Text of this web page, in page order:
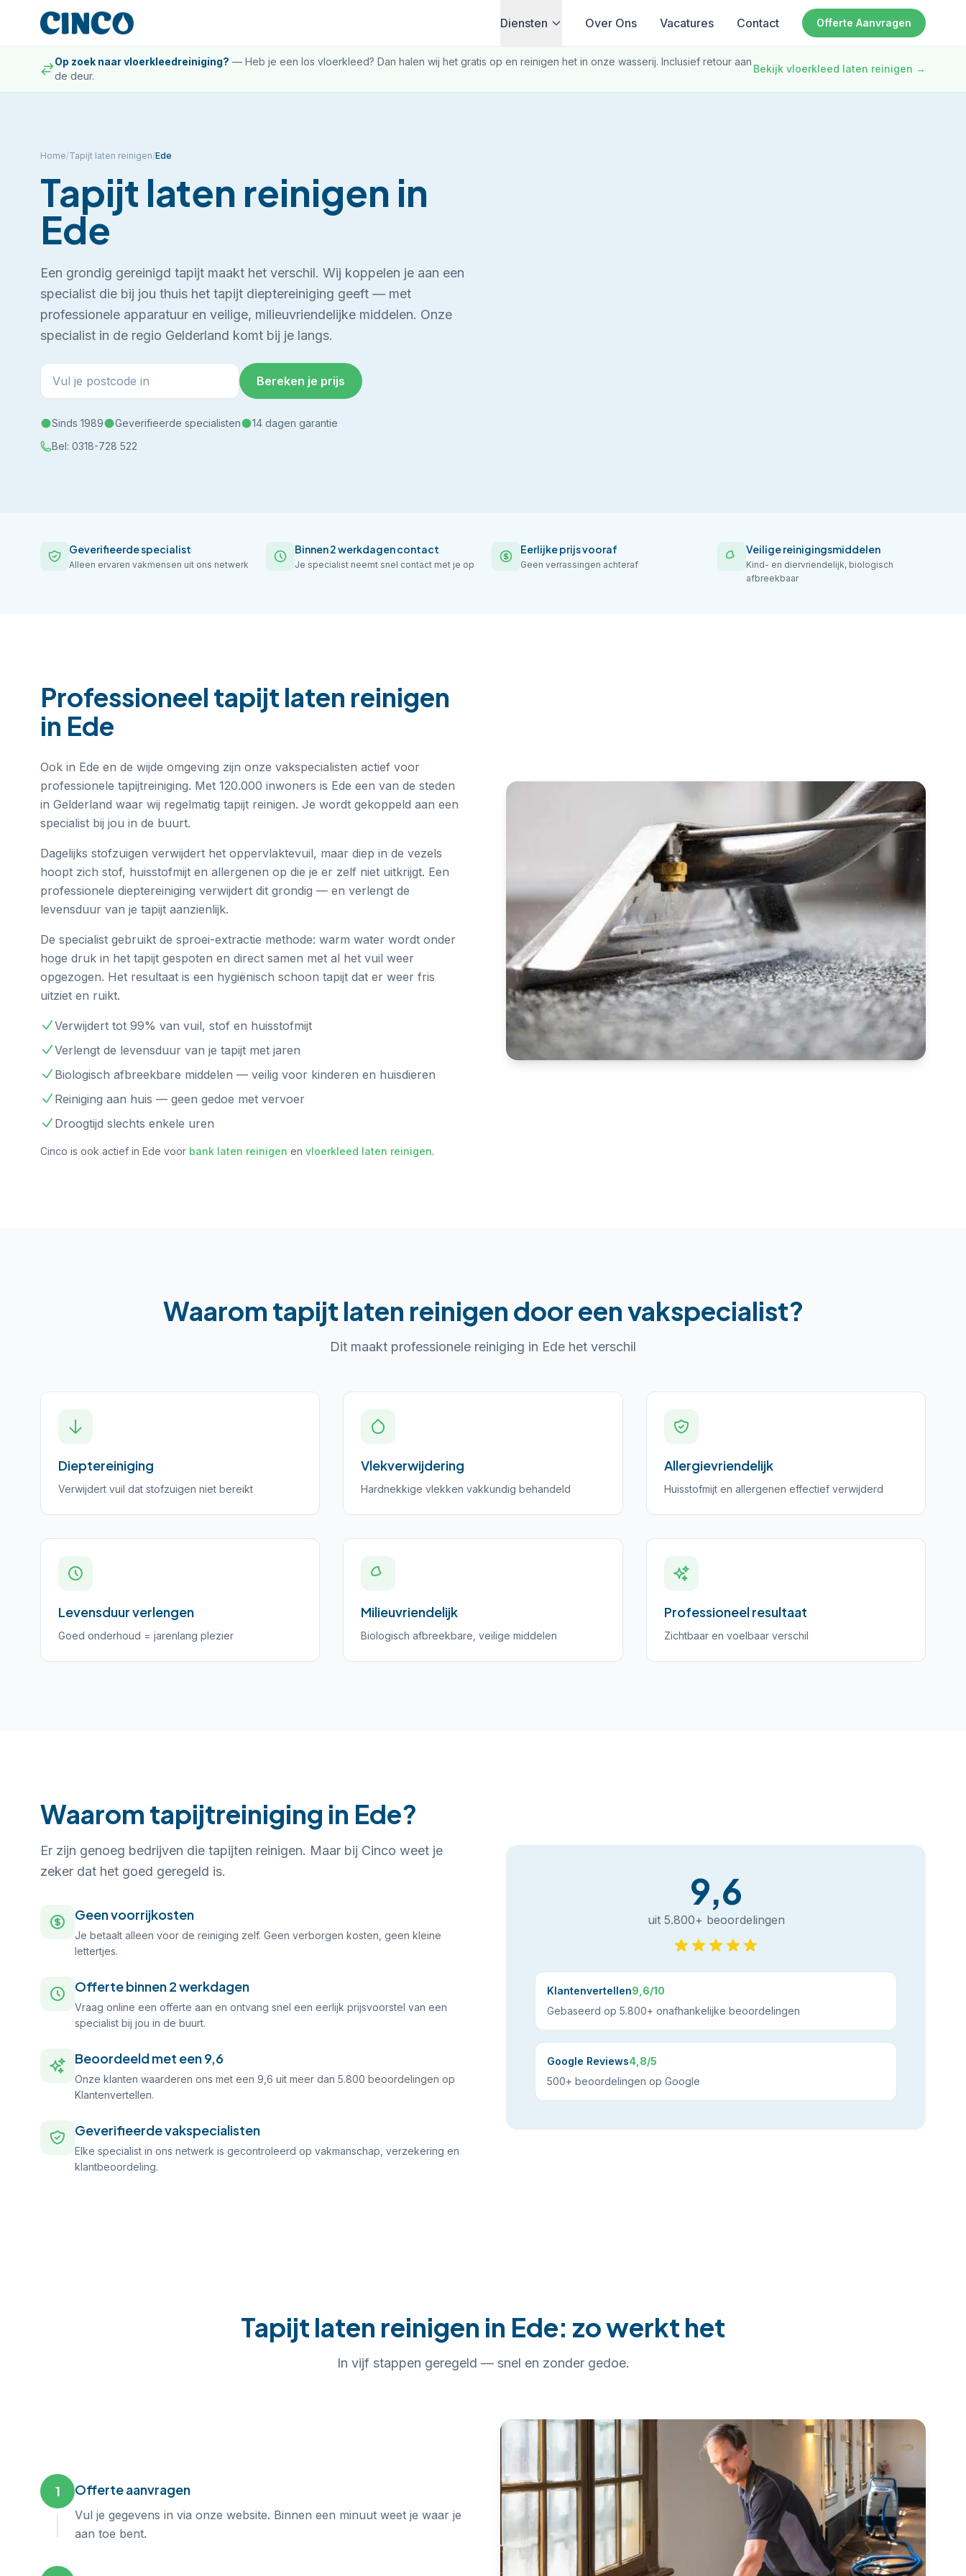
Diensten Over Ons Vacatures Contact Offerte Aanvragen
Op zoek naar vloerkleedreiniging? — Heb je een los vloerkleed? Dan halen wij het gratis op en reinigen het in onze wasserij. Inclusief retour aan
de deur.
Bekijk vloerkleed laten reinigen →
Home/Tapijt laten reinigen/Ede
Tapijt laten reinigen in
Ede
Een grondig gereinigd tapijt maakt het verschil. Wij koppelen je aan een
specialist die bij jou thuis het tapijt dieptereiniging geeft — met
professionele apparatuur en veilige, milieuvriendelijke middelen. Onze
specialist in de regio Gelderland komt bij je langs.
Bereken je prijs
Sinds 1989 Geverifieerde specialisten
14 dagen garantie
Bel: 0318-728 522
Geverifieerde specialist
Alleen ervaren vakmensen uit ons netwerk
Binnen 2 werkdagen contact
Je specialist neemt snel contact met je op
Eerlijke prijs vooraf
Geen verrassingen achteraf
Veilige reinigingsmiddelen
Kind- en diervriendelijk, biologisch
afbreekbaar
Professioneel tapijt laten reinigen
in Ede
Ook in Ede en de wijde omgeving zijn onze vakspecialisten actief voor
professionele tapijtreiniging. Met 120.000 inwoners is Ede een van de steden
in Gelderland waar wij regelmatig tapijt reinigen. Je wordt gekoppeld aan een
specialist bij jou in de buurt.
Dagelijks stofzuigen verwijdert het oppervlaktevuil, maar diep in de vezels
hoopt zich stof, huisstofmijt en allergenen op die je er zelf niet uitkrijgt. Een
professionele dieptereiniging verwijdert dit grondig — en verlengt de
levensduur van je tapijt aanzienlijk.
De specialist gebruikt de sproei-extractie methode: warm water wordt onder
hoge druk in het tapijt gespoten en direct samen met al het vuil weer
opgezogen. Het resultaat is een hygiënisch schoon tapijt dat er weer fris
uitziet en ruikt.
Verwijdert tot 99% van vuil, stof en huisstofmijt
Verlengt de levensduur van je tapijt met jaren
Biologisch afbreekbare middelen — veilig voor kinderen en huisdieren
Reiniging aan huis — geen gedoe met vervoer
Droogtijd slechts enkele uren
Cinco is ook actief in Ede voor bank laten reinigen en vloerkleed laten reinigen.
Waarom tapijt laten reinigen door een vakspecialist?
Dit maakt professionele reiniging in Ede het verschil
Dieptereiniging
Verwijdert vuil dat stofzuigen niet bereikt
Vlekverwijdering
Hardnekkige vlekken vakkundig behandeld
Allergievriendelijk
Huisstofmijt en allergenen effectief verwijderd
Levensduur verlengen
Goed onderhoud = jarenlang plezier
Milieuvriendelijk
Biologisch afbreekbare, veilige middelen
Professioneel resultaat
Zichtbaar en voelbaar verschil
Waarom tapijtreiniging in Ede?
Er zijn genoeg bedrijven die tapijten reinigen. Maar bij Cinco weet je
zeker dat het goed geregeld is.
Geen voorrijkosten
Je betaalt alleen voor de reiniging zelf. Geen verborgen kosten, geen kleine
lettertjes.
Offerte binnen 2 werkdagen
Vraag online een offerte aan en ontvang snel een eerlijk prijsvoorstel van een
specialist bij jou in de buurt.
Beoordeeld met een 9,6
Onze klanten waarderen ons met een 9,6 uit meer dan 5.800 beoordelingen op
Klantenvertellen.
Geverifieerde vakspecialisten
Elke specialist in ons netwerk is gecontroleerd op vakmanschap, verzekering en
klantbeoordeling.
9,6
uit 5.800+ beoordelingen
Klantenvertellen9,6/10
Gebaseerd op 5.800+ onafhankelijke beoordelingen
Google Reviews4,8/5
500+ beoordelingen op Google
Tapijt laten reinigen in Ede: zo werkt het
In vijf stappen geregeld — snel en zonder gedoe.
1 Offerte aanvragen
Vul je gegevens in via onze website. Binnen een minuut weet je waar je
aan toe bent.